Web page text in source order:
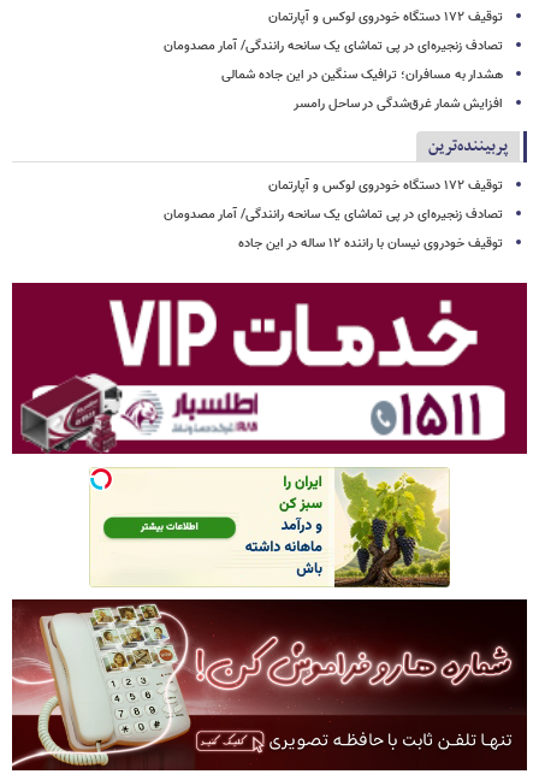
توقیف ۱۷۲ دستگاه خودروی لوکس و آپارتمان
تصادف زنجیره‌ای در پی تماشای یک سانحه رانندگی/ آمار مصدومان
هشدار به مسافران؛ ترافیک سنگین در این جاده شمالی
افزایش شمار غرق‌شدگی در ساحل رامسر
پربیننده‌ترین
توقیف ۱۷۲ دستگاه خودروی لوکس و آپارتمان
تصادف زنجیره‌ای در پی تماشای یک سانحه رانندگی/ آمار مصدومان
توقیف خودروی نیسان با راننده ۱۲ ساله در این جاده